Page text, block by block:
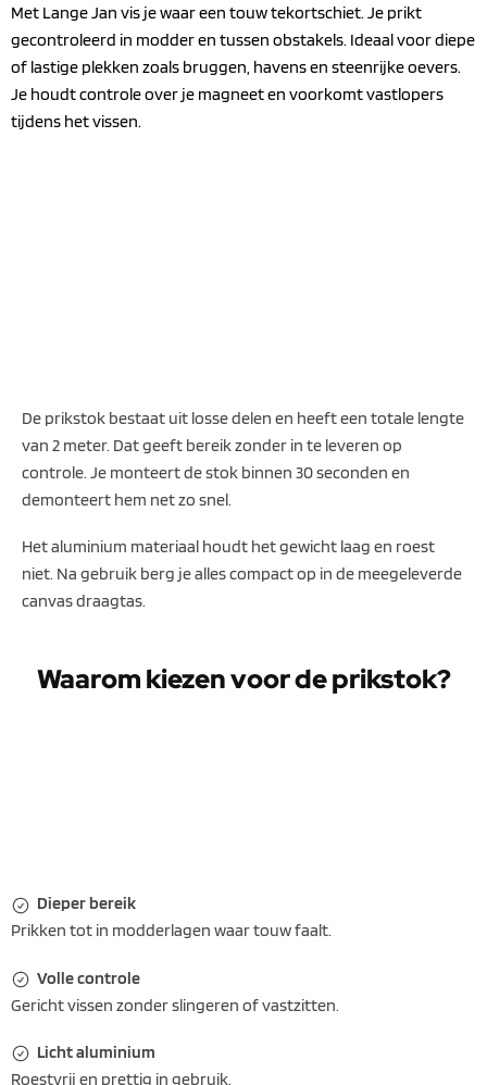
Met Lange Jan vis je waar een touw tekortschiet. Je prikt
gecontroleerd in modder en tussen obstakels. Ideaal voor diepe
of lastige plekken zoals bruggen, havens en steenrijke oevers.
Je houdt controle over je magneet en voorkomt vastlopers
tijdens het vissen.
De prikstok bestaat uit losse delen en heeft een totale lengte
van 2 meter. Dat geeft bereik zonder in te leveren op
controle. Je monteert de stok binnen 30 seconden en
demonteert hem net zo snel.
Het aluminium materiaal houdt het gewicht laag en roest
niet. Na gebruik berg je alles compact op in de meegeleverde
canvas draagtas.
Waarom kiezen voor de prikstok?
Dieper bereik
Prikken tot in modderlagen waar touw faalt.
Volle controle
Gericht vissen zonder slingeren of vastzitten.
Licht aluminium
Roestvrij en prettig in gebruik.